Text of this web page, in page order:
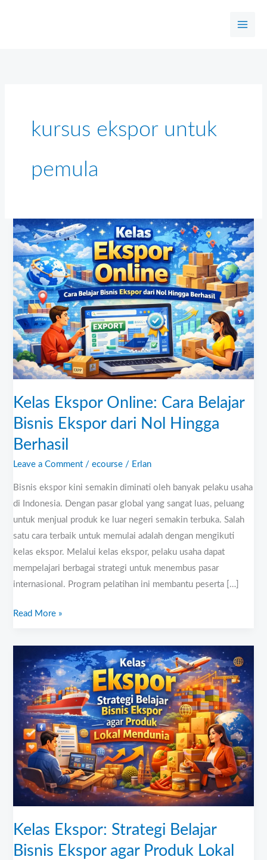
kursus ekspor untuk
pemula
Kelas Ekspor Online: Cara Belajar
Bisnis Ekspor dari Nol Hingga
Berhasil
Leave a Comment /ecourse / Erlan
Bisnis ekspor kini semakin diminati oleh banyak pelaku usaha
di Indonesia. Dengan pasar global yang sangat luas, peluang
untuk menjual produk ke luar negeri semakin terbuka. Salah
satu cara terbaik untuk memulai adalah dengan mengikuti
kelas ekspor. Melalui kelas ekspor, pelaku usaha dapat
mempelajari berbagai strategi untuk menembus pasar
internasional. Program pelatihan ini membantu peserta […]
Kelas
Ekspor
Online:
Cara
Belajar
Bisnis
Ekspor
dari
Nol
Hingga
Read More »
Kelas Ekspor: Strategi Belajar
Bisnis Ekspor agar Produk Lokal
Ekspor:
Strategi
Belajar
Bisnis
Ekspor
agar
Produk
Lokal
Mendunia